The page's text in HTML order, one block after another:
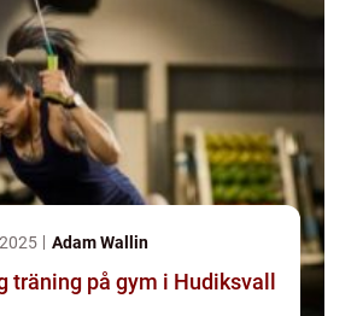
Adam Wallin
träning på gym i Hudiksvall